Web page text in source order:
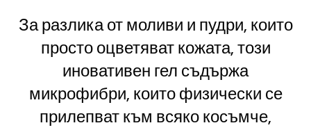
За разлика от моливи и пудри, които
просто оцветяват кожата, този
иновативен гел съдържа
микрофибри, които физически се
прилепват към всяко косъмче,